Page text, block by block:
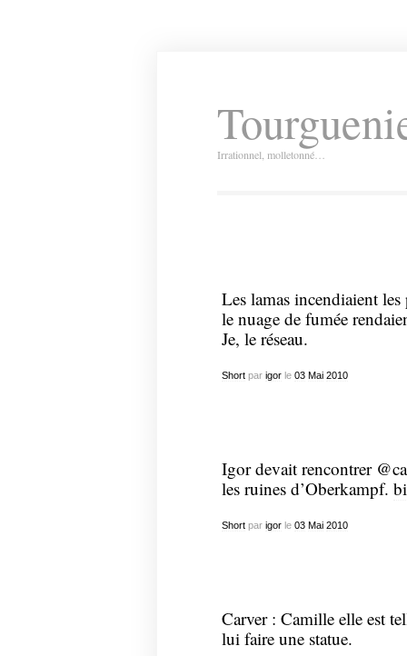
Irrationnel, molletonné…
Les lamas incendiaient
le nuage de fumée
Je, le réseau.
Shortpar igorle 03 Mai 2010
Igor devait rencontrer
les ruines d’Oberkampf.
Shortpar igorle 03 Mai 2010
Carver : Camille elle est
lui faire une statue.